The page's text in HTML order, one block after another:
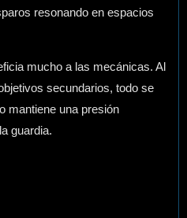
resonando en espacios
mucho a las mecánicas. Al
secundarios, todo se
mantiene una presión
guardia.